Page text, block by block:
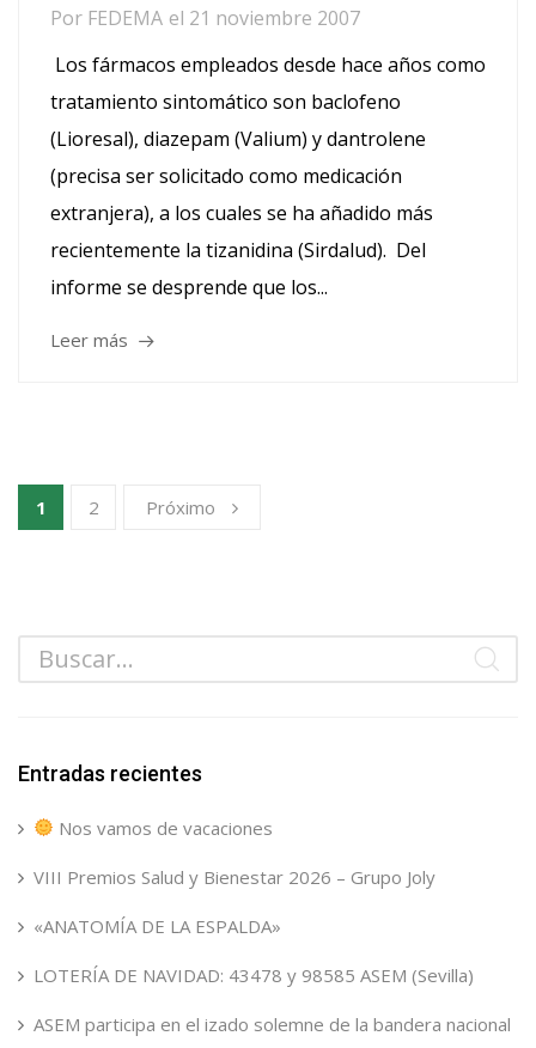
Por FEDEMA el 21 noviembre 2007
Los fármacos empleados desde hace años como
tratamiento sintomático son baclofeno
(Lioresal), diazepam (Valium) y dantrolene
(precisa ser solicitado como medicación
extranjera), a los cuales se ha añadido más
recientemente la tizanidina (Sirdalud). Del
informe se desprende que los...
Leer más
1 2 Próximo
Entradas recientes
Nos vamos de vacaciones
VIII Premios Salud y Bienestar 2026 – Grupo Joly
«ANATOMÍA DE LA ESPALDA»
LOTERÍA DE NAVIDAD: 43478 y 98585 ASEM (Sevilla)
ASEM participa en el izado solemne de la bandera nacional